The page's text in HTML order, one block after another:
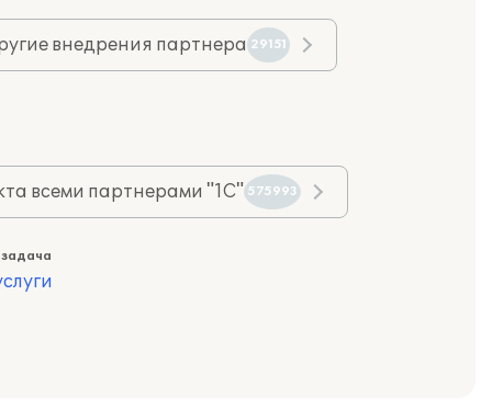
внедрения партнера 29151
всеми партнерами "1С" 575993